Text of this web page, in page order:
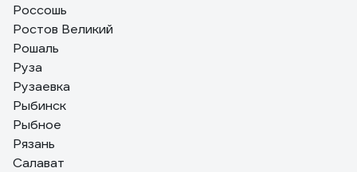
Россошь
Ростов Великий
Рошаль
Руза
Рузаевка
Рыбинск
Рыбное
Рязань
Салават